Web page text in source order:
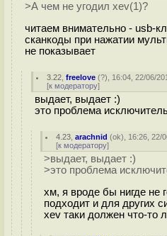
>А чем не угодил xev(1)?
читаем внимательно - usb-
сканкоды при нажатии
не показывает
3.22 ,freelove (?), 16:04, 22/06/
[к модератору]
выдает, выдает :)
это проблема
4.23 ,arachnid (ok), 16:26, 22/
[к модератору]
>выдает, выдает :)
>это проблема
хм, я вроде бы нигде не
подходит и для других
xev таки должен что-то